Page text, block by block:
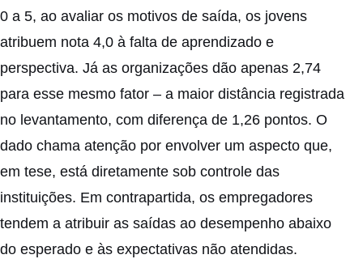
0 a 5, ao avaliar os motivos de saída, os jovens
atribuem nota 4,0 à falta de aprendizado e
perspectiva. Já as organizações dão apenas 2,74
para esse mesmo fator – a maior distância registrada
no levantamento, com diferença de 1,26 pontos. O
dado chama atenção por envolver um aspecto que,
em tese, está diretamente sob controle das
instituições. Em contrapartida, os empregadores
tendem a atribuir as saídas ao desempenho abaixo
do esperado e às expectativas não atendidas.